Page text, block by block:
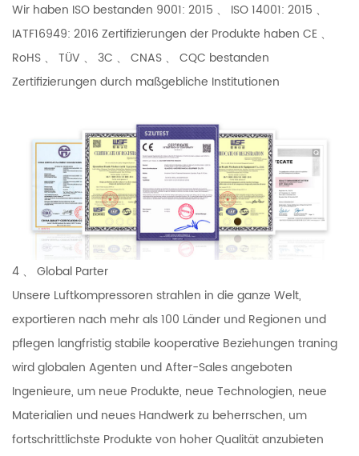
Wir haben ISO bestanden 9001: 2015 、 ISO 14001: 2015 、
IATF16949: 2016 Zertifizierungen der Produkte haben CE 、
RoHS 、 TÜV 、 3C 、 CNAS 、 CQC bestanden
Zertifizierungen durch maßgebliche Institutionen
4 、 Global Parter
Unsere Luftkompressoren strahlen in die ganze Welt,
exportieren nach mehr als 100 Länder und Regionen und
pflegen langfristig stabile kooperative Beziehungen traning
wird globalen Agenten und After-Sales angeboten
Ingenieure, um neue Produkte, neue Technologien, neue
Materialien und neues Handwerk zu beherrschen, um
fortschrittlichste Produkte von hoher Qualität anzubieten